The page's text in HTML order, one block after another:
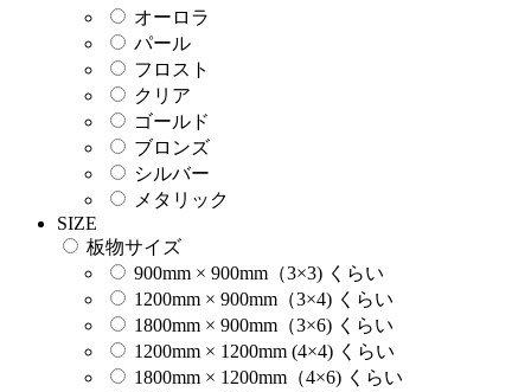
オーロラ
パール
フロスト
クリア
ゴールド
ブロンズ
シルバー
メタリック
SIZE
板物サイズ
900mm × 900mm（3×3) くらい
1200mm × 900mm（3×4) くらい
1800mm × 900mm（3×6) くらい
1200mm × 1200mm (4×4) くらい
1800mm × 1200mm（4×6) くらい